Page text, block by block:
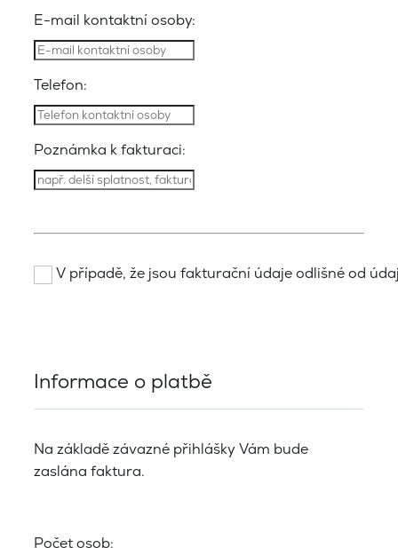
E-mail kontaktní osoby:
Telefon:
Poznámka k fakturaci:
V případě, že jsou fakturační údaje odlišné od
Informace o platbě
Na základě závazné přihlášky Vám bude
zaslána faktura.
Počet osob: